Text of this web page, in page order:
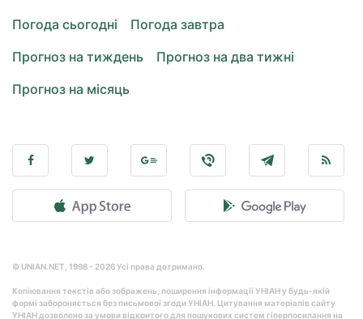
Погода сьогодні
Погода завтра
Прогноз на тиждень
Прогноз на два тижні
Прогноз на місяць
© UNIAN.NET, 1998 - 2026 Усі права дотримано.
Копіювання текстів або зображень, поширення інформації УНІАН у будь-якій
формі забороняється без письмової згоди УНІАН. Цитування матеріалів сайту
УНІАН дозволено за умови відкритого для пошукових систем гіперпосилання на